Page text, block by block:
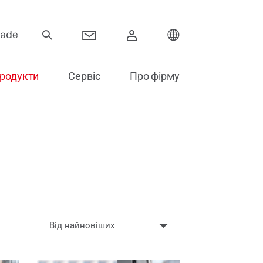
Аксесуари для скління
Запасні частини для дверей
Сервіс Про фірму
Від найновіших